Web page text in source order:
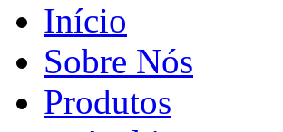
Início
Sobre Nós
Produtos